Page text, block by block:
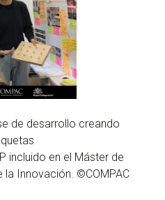
de desarrollo creando
incluido en el Máster de
la Innovación. ©COMPAC